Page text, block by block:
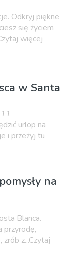
Odkryj piękne
się życiem
więcej
w Santa
urlop na
i przeżyj tu
na
Blanca.
przyrodę,
z...Czytaj